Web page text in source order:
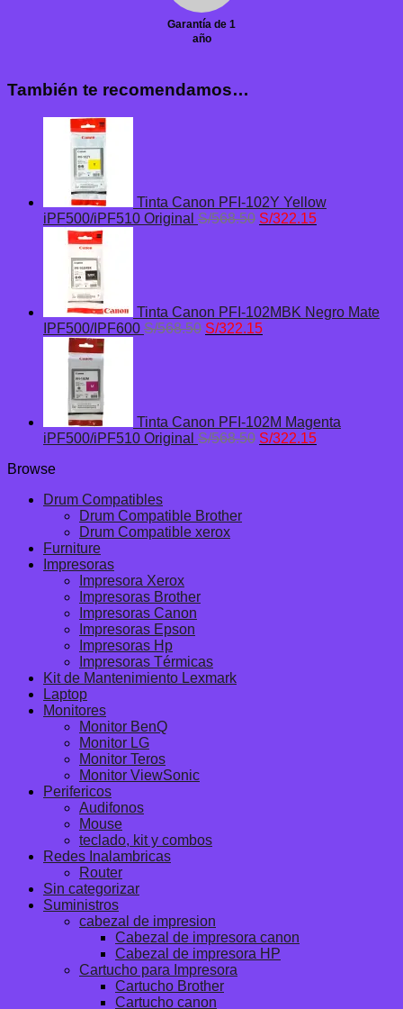
Garantía de 1
año
También te recomendamos…
Tinta Canon PFI-102Y Yellow
iPF500/iPF510 Original S/568.50 El
S/322.15El
Tinta Canon PFI-102MBK Negro Mate
IPF500/IPF600 S/568.50 El
S/322.15El
Tinta Canon PFI-102M Magenta
iPF500/iPF510 Original S/568.50 El
S/322.15El
Browse
Drum Compatibles
Drum Compatible Brother
Drum Compatible xerox
Furniture
Impresoras
Impresora Xerox
Impresoras Brother
Impresoras Canon
Impresoras Epson
Impresoras Hp
Impresoras Térmicas
Kit de Mantenimiento Lexmark
Laptop
Monitores
Monitor BenQ
Monitor LG
Monitor Teros
Monitor ViewSonic
Perifericos
Audifonos
Mouse
teclado, kit y combos
Redes Inalambricas
Router
Sin categorizar
Suministros
cabezal de impresion
Cabezal de impresora canon
Cabezal de impresora HP
Cartucho para Impresora
Cartucho Brother
Cartucho canon